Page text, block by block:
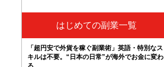
はじめての副業一覧
「超円安で外貨を稼ぐ副業術」英語・特別なス
キルは不要。“日本の日常”が海外でお金に変わ